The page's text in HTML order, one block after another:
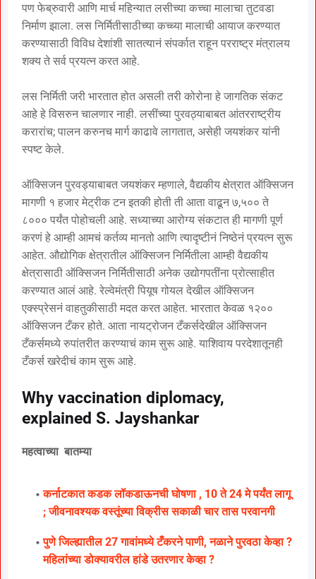
पण फेब्रुवारी आणि मार्च महिन्यात लसीच्या कच्चा मालाचा तुटवडा
निर्माण झाला. लस निर्मितीसाठीच्या कच्च्या मालाची आयाज करण्यात
करण्यासाठी विविध देशांशी सातत्यानं संपर्कात राहून परराष्ट्र मंत्रालय
शक्य ते सर्व प्रयत्न करत आहे.
लस निर्मिती जरी भारतात होत असली तरी कोरोना हे जागतिक संकट
आहे हे विसरुन चालणार नाही. लसींच्या पुरवठ्याबाबत आंतरराष्ट्रीय
करारांच; पालन करुनच मार्ग काढावे लागतात, असेही जयशंकर यांनी
स्पष्ट केले.
ऑक्सिजन पुरवड्याबाबत जयशंकर म्हणाले, वैद्यकीय क्षेत्रात ऑक्सिजन
मागणी १ हजार मेट्रीक टन इतकी होती ती आता वाढून ७,५०० ते
८००० पर्यंत पोहोचली आहे. सध्याच्या आरोग्य संकटात ही मागणी पूर्ण
करणं हे आम्ही आमचं कर्तव्य मानतो आणि त्यादृष्टीनं निष्ठेनं प्रयत्न सुरू
आहेत. औद्योगिक क्षेत्रातील ऑक्सिजन निर्मितीला आम्ही वैद्यकीय
क्षेत्रासाठी ऑक्सिजन निर्मितीसाठी अनेक उद्योगपतींना प्रोत्साहीत
करण्यात आलं आहे. रेल्वेमंत्री पियूष गोयल देखील ऑक्सिजन
एक्स्प्रेसनं वाहतुकीसाठी मदत करत आहेत. भारतात केवळ १२००
ऑक्सिजन टँकर होते. आता नायट्रोजन टँकर्सदेखील ऑक्सिजन
टँकर्समध्ये रुपांतरीत करण्याचं काम सुरू आहे. याशिवाय परदेशातूनही
टँकर्स खरेदीचं काम सुरू आहे.
Why vaccination diplomacy,
explained S. Jayshankar
महत्वाच्या बातम्या
कर्नाटकात कडक लॉकडाऊनची घोषणा , 10 ते 24 मे पर्यंत लागू
; जीवनावश्यक वस्तूंच्या विक्रीस सकाळी चार तास परवानगी
पुणे जिल्ह्यातील 27 गावांमध्ये टँकरने पाणी, नळाने पुरवठा केव्हा ?
महिलांच्या डोक्यावरील हांडे उतरणार केव्हा ?